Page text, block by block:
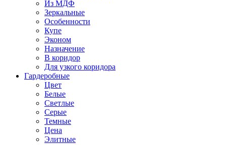
Из МДФ
Зеркальные
Особенности
Купе
Эконом
Назначение
В коридор
Для узкого коридора
Гардеробные
Цвет
Белые
Светлые
Серые
Темные
Цена
Элитные